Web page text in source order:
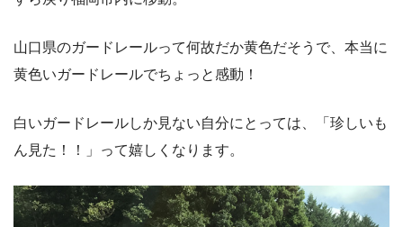
山口県のガードレールって何故だか黄色だそうで、本当に
黄色いガードレールでちょっと感動！
白いガードレールしか見ない自分にとっては、「珍しいも
ん見た！！」って嬉しくなります。